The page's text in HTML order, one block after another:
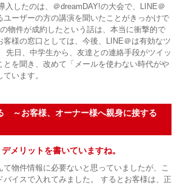
入したのは、＠dreamDAY!の大会で、LINE＠
ユーザーの方の講演を聞いたことがきっかけで
物件が成約したという話は、本当に衝撃的で
客様の窓口としては、今後、LINE＠は有効なツ
先日、中学生から、友達との連絡手段がツイッ
とを聞き、改めて「メールを使わない時代がや
います。
～お客様、オーナー様へ親身に接する
メリットを書いていますね。
物件情報に必要ないと思っていましたが、こ
バイスで入れてみました。 するとお客様は、正